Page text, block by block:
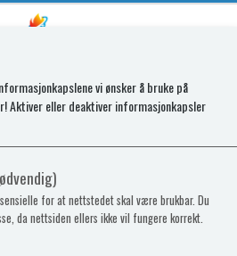
20x1.2
vi ønsker å bruke på
Aktiver eller deaktiver informasjonkapsler
for at nettstedet skal være brukbar. Du
da nettsiden ellers ikke vil fungere korrekt.